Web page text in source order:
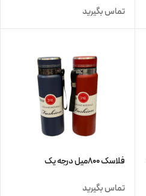
تماس بگیرید
فلاسک ۸۰۰میل درجه یک
تماس بگیرید